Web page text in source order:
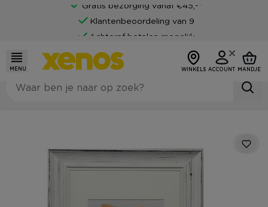
Gratis bezorging vanaf €45,-*
Klantenbeoordeling van 9
Achteraf betalen mogelijk
MENU WINKELS ACCOUNT MANDJE